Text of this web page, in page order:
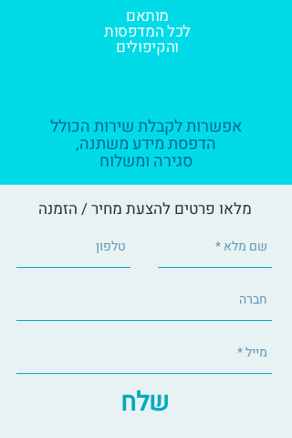
מותאם
לכל המדפסות
והקיפולים
אפשרות לקבלת שירות הכולל
הדפסת מידע משתנה,
סגירה ומשלוח
מלאו פרטים להצעת מחיר / הזמנה
שלח